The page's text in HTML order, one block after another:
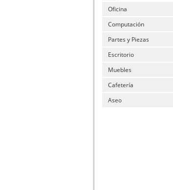
Oficina
Computación
Partes y Piezas
Escritorio
Muebles
Cafetería
Aseo